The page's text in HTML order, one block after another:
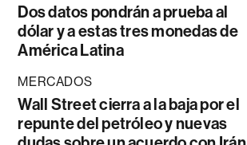
Dos datos pondrán a prueba al
dólar y a estas tres monedas de
América Latina
MERCADOS
Wall Street cierra a la baja por el
repunte del petróleo y nuevas